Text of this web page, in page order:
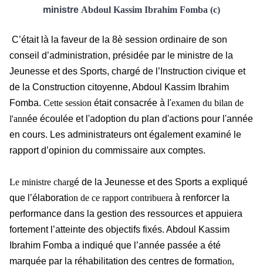
ministre Abdoul Kassim Ibrahim Fomba (c)
C’était là la faveur de la 8è session ordinaire de son
conseil d’administration, présidée par le ministre de la
Jeunesse et des Sports, chargé de l’Instruction civique et
de la Construction citoyenne, Abdoul Kassim Ibrahim
Fomba. Cette session était consacrée à l'examen du bilan de
l'année écoulée et l'adoption du plan d'actions pour l'année
en cours. Les administrateurs ont également examiné le
rapport d’opinion du commissaire aux comptes.
Le ministre chargé de la Jeunesse et des Sports a expliqué
que l’élaboration de ce rapport contribuera à renforcer la
performance dans la gestion des ressources et appuiera
fortement l’atteinte des objectifs fixés. Abdoul Kassim
Ibrahim Fomba a indiqué que l’année passée a été
marquée par la réhabilitation des centres de formation,